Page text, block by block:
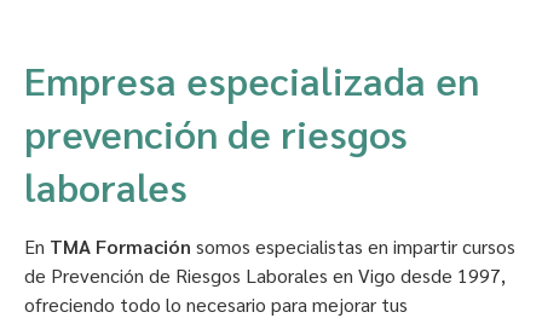
Empresa especializada en
prevención de riesgos
laborales
En TMA Formación somos especialistas en impartir cursos
de Prevención de Riesgos Laborales en Vigo desde 1997,
ofreciendo todo lo necesario para mejorar tus